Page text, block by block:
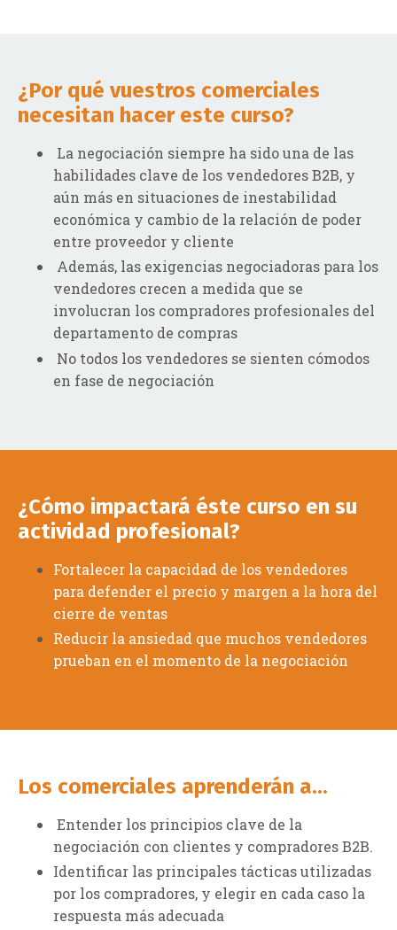
¿Por qué vuestros comerciales
necesitan hacer este curso?
La negociación siempre ha sido una de las
habilidades clave de los vendedores B2B, y
aún más en situaciones de inestabilidad
económica y cambio de la relación de poder
entre proveedor y cliente
Además, las exigencias negociadoras para los
vendedores crecen a medida que se
involucran los compradores profesionales del
departamento de compras
No todos los vendedores se sienten cómodos
en fase de negociación
¿Cómo impactará éste curso en su
actividad profesional?
Fortalecer la capacidad de los vendedores
para defender el precio y margen a la hora del
cierre de ventas
Reducir la ansiedad que muchos vendedores
prueban en el momento de la negociación
Los comerciales aprenderán a...
Entender los principios clave de la
negociación con clientes y compradores B2B.
Identificar las principales tácticas utilizadas
por los compradores, y elegir en cada caso la
respuesta más adecuada